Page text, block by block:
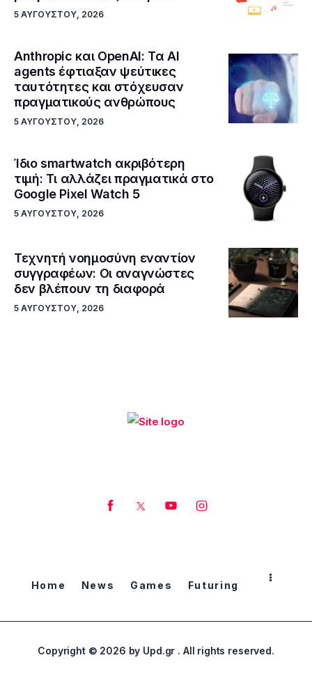
5 ΑΥΓΟΎΣΤΟΥ, 2026
Anthropic και OpenAI: Τα AI
agents έφτιαξαν ψεύτικες
ταυτότητες και στόχευσαν
πραγματικούς ανθρώπους
5 ΑΥΓΟΎΣΤΟΥ, 2026
Ίδιο smartwatch ακριβότερη
τιμή: Τι αλλάζει πραγματικά στο
Google Pixel Watch 5
5 ΑΥΓΟΎΣΤΟΥ, 2026
Τεχνητή νοημοσύνη εναντίον
συγγραφέων: Οι αναγνώστες
δεν βλέπουν τη διαφορά
5 ΑΥΓΟΎΣΤΟΥ, 2026
Home News Games Futuring
Copyright © 2026 by Upd.gr . All rights reserved.